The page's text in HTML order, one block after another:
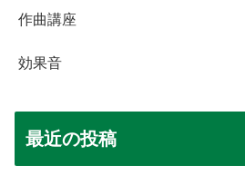
作曲講座
効果音
最近の投稿